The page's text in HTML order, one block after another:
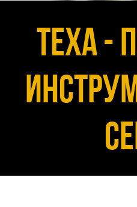
Texa -